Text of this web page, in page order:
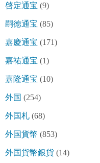
啓定通宝 (9)
嗣徳通宝 (85)
嘉慶通宝 (171)
嘉祐通宝 (1)
嘉隆通宝 (10)
外国 (254)
外国札 (68)
外国貨幣 (853)
外国貨幣銀貨 (14)